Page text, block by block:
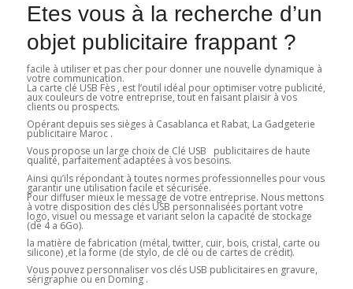
Etes vous à la recherche d’un
objet publicitaire frappant ?
facile à utiliser et pas cher pour donner une nouvelle dynamique à
votre communication.
La carte clé USB Fès , est l’outil idéal pour optimiser votre publicité,
aux couleurs de votre entreprise, tout en faisant plaisir à vos
clients ou prospects.
Opérant depuis ses sièges à Casablanca et Rabat, La Gadgeterie
publicitaire Maroc .
Vous propose un large choix de Clé USB publicitaires de haute
qualité, parfaitement adaptées à vos besoins.
Ainsi qu’ils répondant à toutes normes professionnelles pour vous
garantir une utilisation facile et sécurisée.
Pour diffuser mieux le message de votre entreprise. Nous mettons
à votre disposition des clés USB personnalisées portant votre
logo, visuel ou message et variant selon la capacité de stockage
(de 4 a 6Go).
la matière de fabrication (métal, twitter, cuir, bois, cristal, carte ou
silicone) ,et la forme (de stylo, de clé ou de cartes de crédit).
Vous pouvez personnaliser vos clés USB publicitaires en gravure,
sérigraphie ou en Doming .